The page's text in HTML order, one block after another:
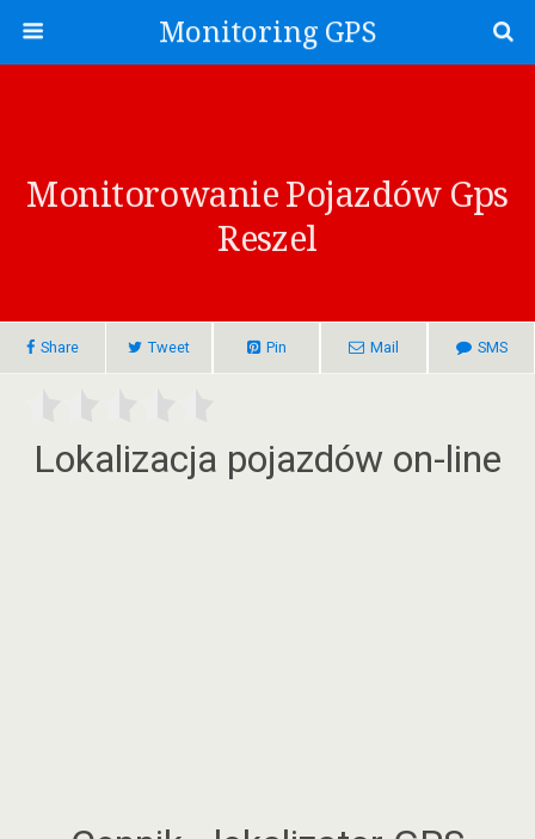
Monitoring GPS
Monitorowanie Pojazdów Gps
Reszel
Share Tweet Pin Mail SMS
Lokalizacja pojazdów on-line